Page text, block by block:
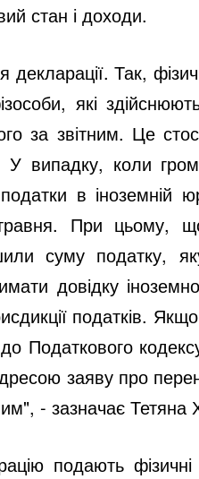
стан і доходи.
Так,
які
за звітним. Це
У випадку, коли
в іноземній
При цьому,
суму податку,
довідку
податків.
до Податкового
заяву про
- зазначає Тетяна
подають